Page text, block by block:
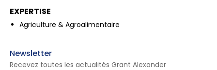
EXPERTISE
Agriculture & Agroalimentaire
Newsletter
Recevez toutes les actualités Grant Alexander